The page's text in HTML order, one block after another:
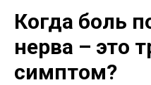
Когда боль
нерва – это
симптом?